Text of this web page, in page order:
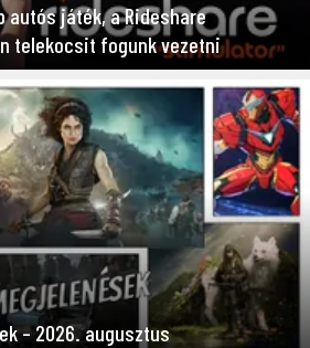
autós játék, a Rideshare
telekocsit fogunk vezetni
– 2026. augusztus